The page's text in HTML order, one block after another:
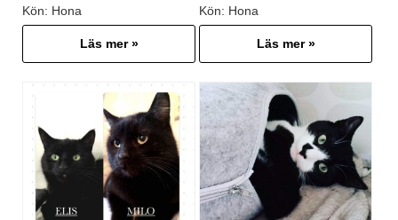
Kön: Hona
Läs mer »
Kön: Hona
Läs mer »